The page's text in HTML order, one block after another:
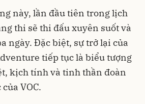
này, lần đầu tiên trong lịch
thi sẽ thi đấu xuyên suốt và
ngày. Đặc biệt, sự trở lại của
tiếp tục là biểu tượng
kịch tính và tinh thần đoàn
VOC.